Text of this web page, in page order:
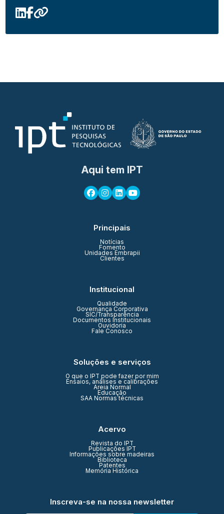
Aqui tem IPT
Principais
Notícias
Fomento
Unidades Embrapii
Clientes
Institucional
Qualidade
Governança Corporativa
SIC/Transparência
Documentos Institucionais
Ouvidoria
Fale Conosco
Soluções e serviços
O que o IPT pode fazer por mim
Ensaios, análises e calibrações
Areia Normal
Educação
SAA Normas técnicas
Acervo
Revista do IPT
Publicações IPT
Informações sobre madeiras
Biblioteca
Patentes
Memória Histórica
Inscreva-se na nossa newsletter